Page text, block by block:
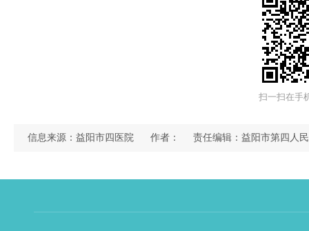
扫一扫在手
信息来源：益阳市四医院 作者： 责任编辑：益阳市第四人